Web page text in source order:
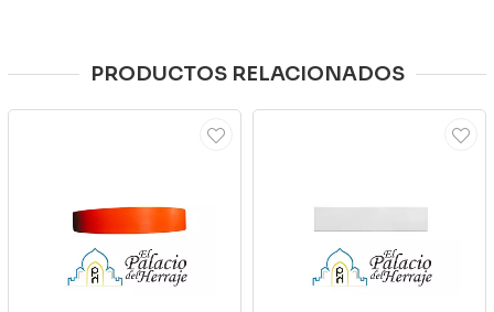
PRODUCTOS RELACIONADOS